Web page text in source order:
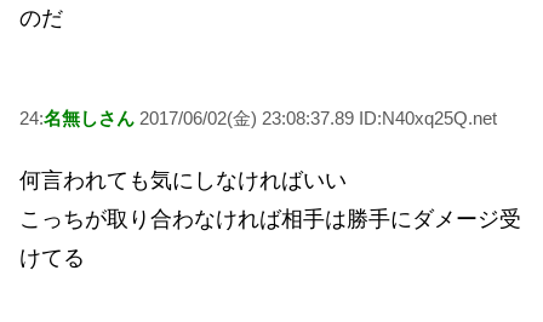
のだ
24:名無しさん 2017/06/02(金) 23:08:37.89 ID:N40xq25Q.net
何言われても気にしなければいい
こっちが取り合わなければ相手は勝手にダメージ受
けてる